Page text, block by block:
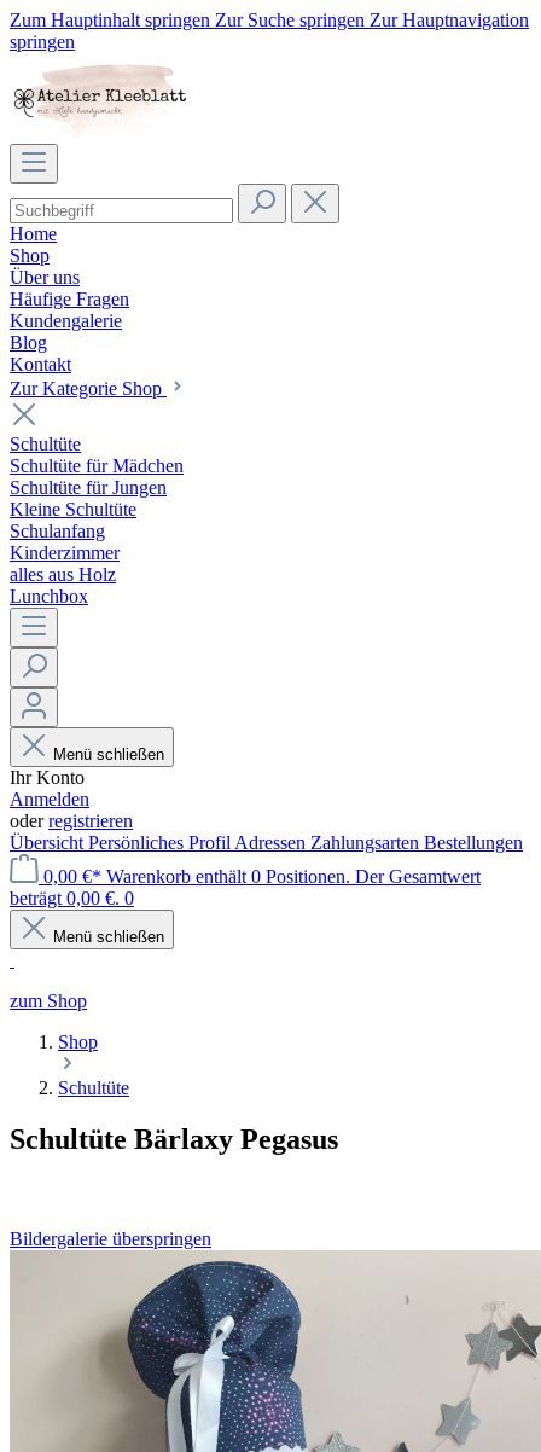
Zum Hauptinhalt springen Zur Suche springen Zur Hauptnavigation
springen
Home
Shop
Über uns
Häufige Fragen
Kundengalerie
Blog
Kontakt
Zur Kategorie Shop
Schultüte
Schultüte für Mädchen
Schultüte für Jungen
Kleine Schultüte
Schulanfang
Kinderzimmer
alles aus Holz
Lunchbox
Menü schließen
Ihr Konto
Anmelden
oderregistrieren
Übersicht Persönliches Profil Adressen Zahlungsarten Bestellungen
0,00 €* Warenkorb enthält 0 Positionen. Der Gesamtwert
beträgt 0,00 €. 0
Menü schließen
zum Shop
Shop
Schultüte
Schultüte Bärlaxy Pegasus
Bildergalerie überspringen